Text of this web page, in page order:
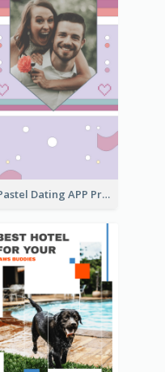
Pastel Dating APP Promotion Instagram Story Design